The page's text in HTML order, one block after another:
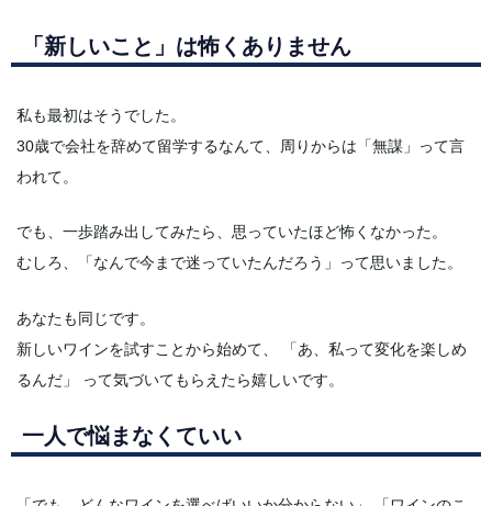
「新しいこと」は怖くありません
私も最初はそうでした。
30歳で会社を辞めて留学するなんて、周りからは「無謀」って言
われて。
でも、一歩踏み出してみたら、思っていたほど怖くなかった。
むしろ、「なんで今まで迷っていたんだろう」って思いました。
あなたも同じです。
新しいワインを試すことから始めて、 「あ、私って変化を楽しめ
るんだ」 って気づいてもらえたら嬉しいです。
一人で悩まなくていい